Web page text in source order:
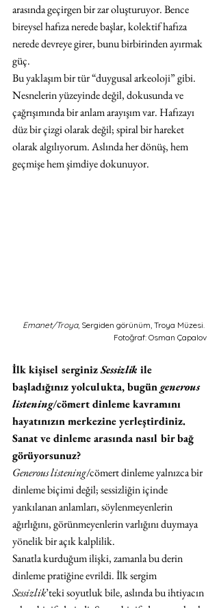
arasında geçirgen bir zar oluşturuyor. Bence
bireysel hafıza nerede başlar, kolektif hafıza
nerede devreye girer, bunu birbirinden ayırmak
güç.
Bu yaklaşım bir tür “duygusal arkeoloji” gibi.
Nesnelerin yüzeyinde değil, dokusunda ve
çağrışımında bir anlam arayışım var. Hafızayı
düz bir çizgi olarak değil; spiral bir hareket
olarak algılıyorum. Aslında her dönüş, hem
geçmişe hem şimdiye dokunuyor.
Emanet/Troya, Sergiden görünüm, Troya Müzesi.
Fotoğraf: Osman Çapalov
İlk kişisel serginiz Sessizlik ile
başladığınız yolculukta, bugün generous
listening/cömert dinleme kavramını
hayatınızın merkezine yerleştirdiniz.
Sanat ve dinleme arasında nasıl bir bağ
görüyorsunuz?
Generous listening/cömert dinleme yalnızca bir
dinleme biçimi değil; sessizliğin içinde
yankılanan anlamları, söylenmeyenlerin
ağırlığını, görünmeyenlerin varlığını duymaya
yönelik bir açık kalplilik.
Sanatla kurduğum ilişki, zamanla bu derin
dinleme pratiğine evrildi. İlk sergim
Sessizlik’teki soyutluk bile, aslında bu ihtiyacın